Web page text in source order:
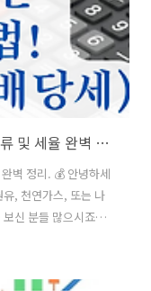
해외형 ETN 수익! 양도세 포함 세금 종류 및 세율 완벽 정리.
벽 정리. 💰 안녕하세
, 천연가스, 또는 나
신 분들 많으시죠?그
?"라는 걱정이 앞서
못 알면 5월에 세금